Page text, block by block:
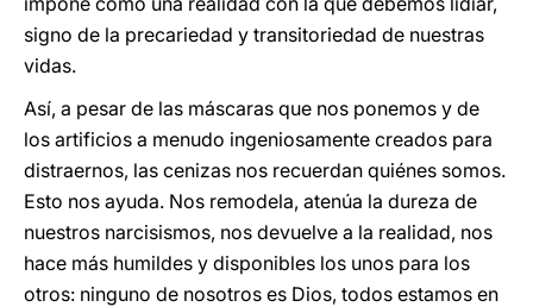
signo de la precariedad y transitoriedad de nuestras
vidas.
Así, a pesar de las máscaras que nos ponemos y de
los artificios a menudo ingeniosamente creados para
distraernos, las cenizas nos recuerdan quiénes somos.
Esto nos ayuda. Nos remodela, atenúa la dureza de
nuestros narcisismos, nos devuelve a la realidad, nos
hace más humildes y disponibles los unos para los
otros: ninguno de nosotros es Dios, todos estamos en